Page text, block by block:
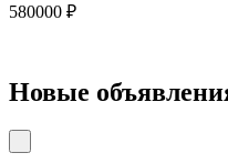
580000 ₽
Новые